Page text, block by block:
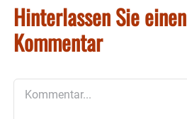
Hinterlassen Sie einen
Kommentar